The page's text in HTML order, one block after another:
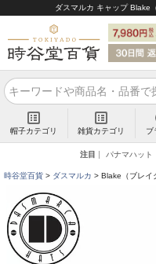
ダスマルカ キャップ Blake
帽子カテゴリ 雑貨カテゴリ ブ
注目 パナマハット
時谷堂百貨 ダスマルカ Blake（ブレイ